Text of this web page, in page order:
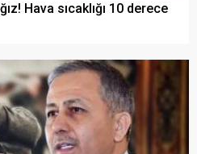
Hava sıcaklığı 10 derece